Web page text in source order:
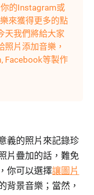
的Instagram或
來獲得更多的點
天我們將給大家
片添加音樂，
Facebook等製作
義的照片來記錄珍
片疊加的話，難免
你可以選擇讓圖片
背景音樂；當然，